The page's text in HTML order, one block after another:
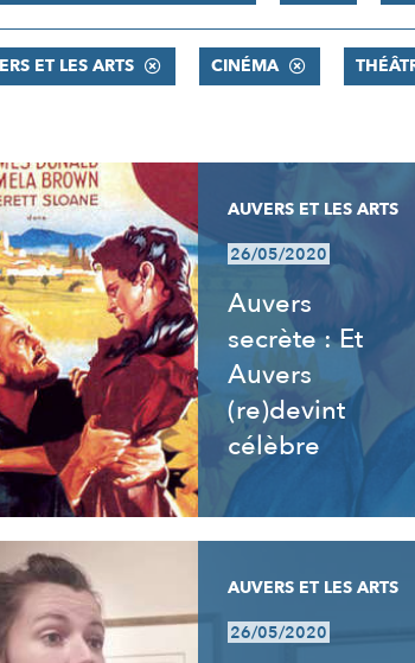
ET LES ARTS CINÉMA
AUVERS ET LES ARTS
26/05/2020
Auvers
secrète : Et
Auvers
(re)devint
célèbre
AUVERS ET LES ARTS
26/05/2020